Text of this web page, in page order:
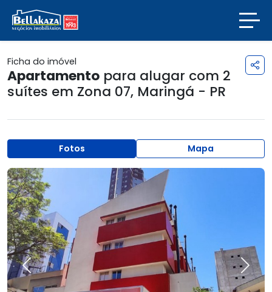
Ficha do imóvel
Apartamento para alugar com 2
suítes em Zona 07, Maringá - PR
Fotos Mapa
Previous Next